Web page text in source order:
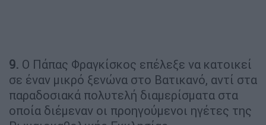
9. Ο Πάπας Φραγκίσκος επέλεξε να κατοικεί
σε έναν μικρό ξενώνα στο Βατικανό, αντί στα
παραδοσιακά πολυτελή διαμερίσματα στα
οποία διέμεναν οι προηγούμενοι ηγέτες της